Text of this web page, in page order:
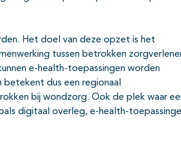
Het doel van deze opzet is het
tussen betrokken
e-health-toepassingen worden
dus een regionaal
bij wondzorg. Ook de plek waar
digitaal overleg, e-health-